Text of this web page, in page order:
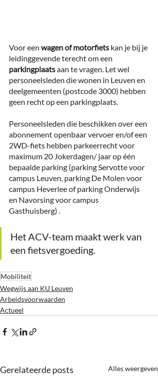
Voor een wagen of motorfiets kan je bij je
leidinggevende terecht om een
parkingplaats aan te vragen. Let wel
personeelsleden die wonen in Leuven en
deelgemeenten (postcode 3000) hebben
geen recht op een parkingplaats.
Personeelsleden die beschikken over een
abonnement openbaar vervoer en/of een
2WD-fiets hebben parkeerrecht voor
maximum 20 Jokerdagen/ jaar op één
bepaalde parking (parking Servotte voor
campus Leuven, parking De Molen voor
campus Heverlee of parking Onderwijs
en Navorsing voor campus
Gasthuisberg) .
Het ACV-team maakt werk van
een fietsvergoeding.
Mobiliteit
Wegwijs aan KU Leuven
Arbeidsvoorwaarden
Actueel
Gerelateerde posts Alles weergeven